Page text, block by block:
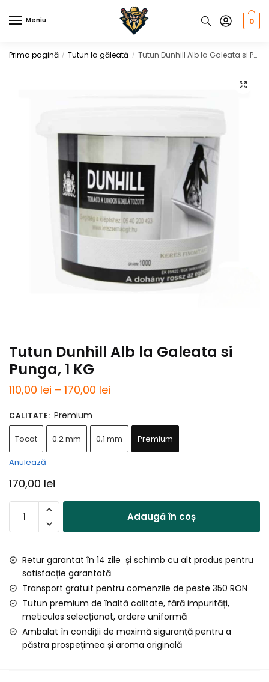
to
to
Meniu 0
Prima pagină / Tutun la găleată / Tutun Dunhill Alb la Galeata si Punga, 1 KG
Tutun Dunhill Alb la Galeata si
Punga, 1 KG
110,00 lei – 170,00 lei
prețuri:
110,00 lei
CALITATE: Premium
Tocat 0.2 mm 0,1 mm Premium
Anulează
170,00 lei
Cantitate
Tutun
Dunhill
la
Galeata
si
Punga,
KG
Adaugă în coș
Retur garantat în 14 zile și schimb cu alt produs pentru
satisfacție garantată
Transport gratuit pentru comenzile de peste 350 RON
Tutun premium de înaltă calitate, fără impurități,
meticulos selecționat, ardere uniformă
Ambalat în condiții de maximă siguranță pentru a
păstra prospețimea și aroma originală